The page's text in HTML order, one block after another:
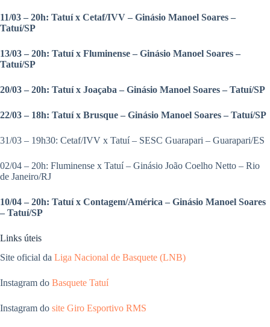
11/03 – 20h: Tatuí x Cetaf/IVV – Ginásio Manoel Soares –
Tatuí/SP
13/03 – 20h: Tatuí x Fluminense – Ginásio Manoel Soares –
Tatuí/SP
20/03 – 20h: Tatuí x Joaçaba – Ginásio Manoel Soares – Tatuí/SP
22/03 – 18h: Tatuí x Brusque – Ginásio Manoel Soares – Tatuí/SP
31/03 – 19h30: Cetaf/IVV x Tatuí – SESC Guarapari – Guarapari/ES
02/04 – 20h: Fluminense x Tatuí – Ginásio João Coelho Netto – Rio
de Janeiro/RJ
10/04 – 20h: Tatuí x Contagem/América – Ginásio Manoel Soares
– Tatuí/SP
Links úteis
Site oficial da Liga Nacional de Basquete (LNB)
Instagram do Basquete Tatuí
Instagram do site Giro Esportivo RMS